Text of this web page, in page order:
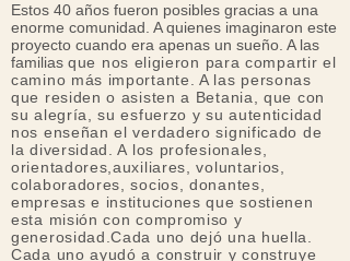
Estos 40 años fueron posibles gracias a una
enorme comunidad. A quienes imaginaron este
proyecto cuando era apenas un sueño. A las
familias que nos eligieron para compartir el
camino más importante. A las personas
que residen o asisten a Betania, que con
su alegría, su esfuerzo y su autenticidad
nos enseñan el verdadero significado de
la diversidad. A los profesionales,
orientadores,auxiliares, voluntarios,
colaboradores, socios, donantes,
empresas e instituciones que sostienen
esta misión con compromiso y
generosidad.Cada uno dejó una huella.
Cada uno ayudó a construir y construye